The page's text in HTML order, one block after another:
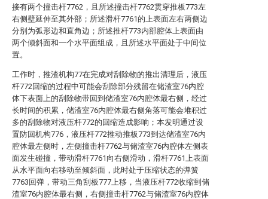
接有两个撞击杆7762，且所述撞击杆7762贯穿推板773左
右侧壁延伸至其外部；所述滑杆7761的上表面左右两侧边
分别为弧形边和直角边；所述推杆773内部腔体上表面由
两个倾斜面和一个水平面组成，且所述水平面处于中间位
置。
工作时，推渣机构77在完成对刮除物的推出清理后，液压
杆772回缩的过程中可能会刮除部分残留在储渣室76内腔
体下表面上的刮除物带回到储渣室76内腔体最右侧，经过
长时间的积累，储渣室76内腔体最右侧角落可能会堆积过
多的刮除物对液压杆772的回缩造成影响；本发明通过设
置防回机构776，液压杆772推动推板773到达储渣室76内
腔体最左侧时，左侧撞击杆7762与储渣室76内腔体左侧表
面发生碰撞，带动滑杆7761向右侧滑动，滑杆7761上表面
从水平面向右移动至倾斜面，此时处于压缩状态的弹簧
7763回弹，带动三角刮板777上移，当液压杆772收缩到储
渣室76内腔体最右侧，右侧撞击杆7762与储渣室76内腔体